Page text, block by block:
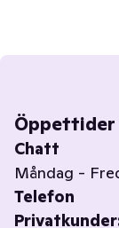
Öppettider
Chatt
Måndag -
Telefon